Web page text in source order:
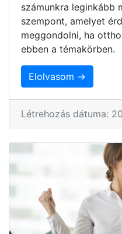
számunkra leginkább
szempont, amelyet
meggondolni, ha
ebben a témakörben.
Elolvasom →
Létrehozás dátuma: